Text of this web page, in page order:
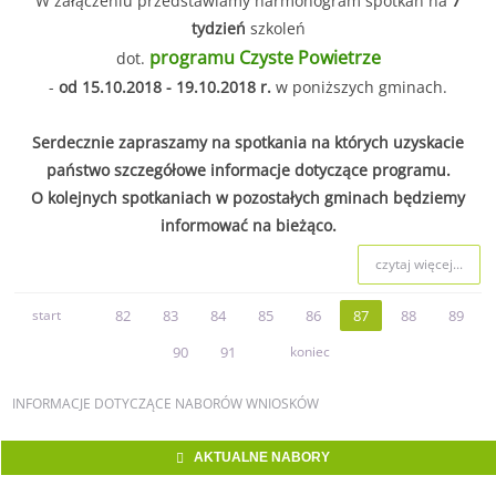
tydzień szkoleń
dot. programu Czyste Powietrze
- od 15.10.2018 - 19.10.2018 r. w poniższych gminach.
Serdecznie zapraszamy na spotkania na których uzyskacie
państwo szczegółowe informacje dotyczące programu.
O kolejnych spotkaniach w pozostałych gminach będziemy
informować na bieżąco.
czytaj więcej...
start 82 83 84 85 86 87 88
89
90
91 koniec
INFORMACJE DOTYCZĄCE NABORÓW WNIOSKÓW
AKTUALNE NABORY